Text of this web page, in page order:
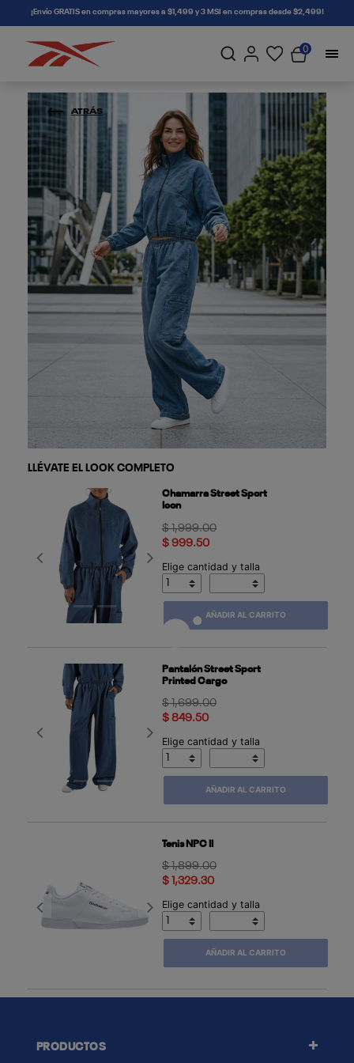
connectif¡Envío GRATIS en compras mayores a $1,499 y 3 MSI en compras desde $2,499!
0
ATRÁS
LLÉVATE EL LOOK COMPLETO
Previous Next
Chamarra Street Sport
Icon
Price reduced from
$ 1,999.00to
$ 999.50
Elige cantidad y talla
AÑADIR AL CARRITO
Previous Next
Pantalón Street Sport
Printed Cargo
Price reduced from
$ 1,699.00to
$ 849.50
Elige cantidad y talla
AÑADIR AL CARRITO
Previous Next
Tenis NPC II
Price reduced from
$ 1,899.00to
$ 1,329.30
Elige cantidad y talla
AÑADIR AL CARRITO
PRODUCTOS